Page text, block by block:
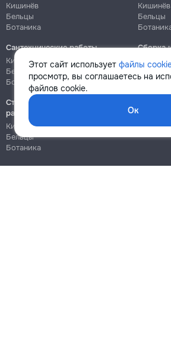
Этот сайт использует файлы
просмотр, вы соглашаетесь на
файлов cookie.
Ок
Кишинёв
Бельцы
Ботаника
Кишинёв
Бельцы
Сантехнические работы
Кишинёв
Бельцы
Ботаника
Сборка
Кишинёв
Строительно-монтажные
работы
Кишинёв
Бельцы
Ботаника